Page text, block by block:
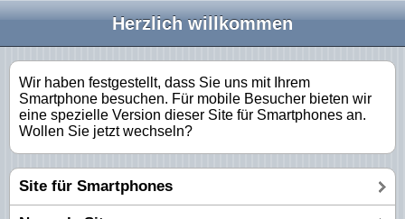
Herzlich willkommen
Wir haben festgestellt, dass Sie uns mit Ihrem
Smartphone besuchen. Für mobile Besucher bieten wir
eine spezielle Version dieser Site für Smartphones an.
Wollen Sie jetzt wechseln?
Site für Smartphones